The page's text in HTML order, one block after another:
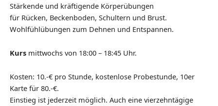
Stärkende und kräftigende Körperübungen
für Rücken, Beckenboden, Schultern und Brust.
Wohlfühlübungen zum Dehnen und Entspannen.
Kurs mittwochs von 18:00 – 18:45 Uhr.
Kosten: 10.-€ pro Stunde, kostenlose Probestunde, 10er
Karte für 80.-€.
Einstieg ist jederzeit möglich. Auch eine vierzehntägige